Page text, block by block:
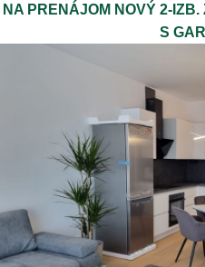
NA PRENÁJOM NOVÝ 2-
S